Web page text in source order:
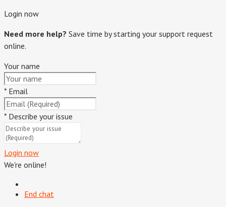
Login now
Need more help? Save time by starting your support request
online.
Your name
* Email
* Describe your issue
Login now
We're online!
End chat